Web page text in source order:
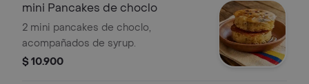
mini Pancakes de choclo
2 mini pancakes de choclo,
acompañados de syrup.
$ 10.900